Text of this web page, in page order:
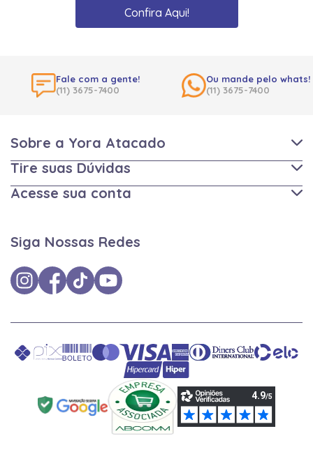
Confira Aqui!
Fale com a gente!
(11) 3675-7400
Ou mande pelo whats!
(11) 3675-7400
Sobre a Yora Atacado
Tire suas Dúvidas
Acesse sua conta
Siga Nossas Redes